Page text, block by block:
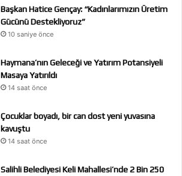
Başkan Hatice Gençay: “Kadınlarımızın Üretim
Gücünü Destekliyoruz”
10 saniye önce
Haymana’nın Geleceği ve Yatırım Potansiyeli
Masaya Yatırıldı
14 saat önce
Çocuklar boyadı, bir can dost yeni yuvasına
kavuştu
14 saat önce
Salihli Belediyesi Keli Mahallesi’nde 2 Bin 250